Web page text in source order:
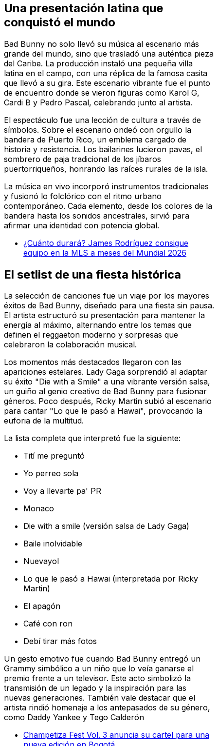
Una presentación latina que
conquistó el mundo
Bad Bunny no solo llevó su música al escenario más
grande del mundo, sino que trasladó una auténtica pieza
del Caribe. La producción instaló una pequeña villa
latina en el campo, con una réplica de la famosa casita
que llevó a su gira. Este escenario vibrante fue el punto
de encuentro donde se vieron figuras como Karol G,
Cardi B y Pedro Pascal, celebrando junto al artista.
El espectáculo fue una lección de cultura a través de
símbolos. Sobre el escenario ondeó con orgullo la
bandera de Puerto Rico, un emblema cargado de
historia y resistencia. Los bailarines lucieron pavas, el
sombrero de paja tradicional de los jíbaros
puertorriqueños, honrando las raíces rurales de la isla.
La música en vivo incorporó instrumentos tradicionales
y fusionó lo folclórico con el ritmo urbano
contemporáneo. Cada elemento, desde los colores de la
bandera hasta los sonidos ancestrales, sirvió para
afirmar una identidad con potencia global.
¿Cuánto durará? James Rodríguez consigue
equipo en la MLS a meses del Mundial 2026
El setlist de una fiesta histórica
La selección de canciones fue un viaje por los mayores
éxitos de Bad Bunny, diseñado para una fiesta sin pausa.
El artista estructuró su presentación para mantener la
energía al máximo, alternando entre los temas que
definen el reggaeton moderno y sorpresas que
celebraron la colaboración musical.
Los momentos más destacados llegaron con las
apariciones estelares. Lady Gaga sorprendió al adaptar
su éxito "Die with a Smile" a una vibrante versión salsa,
un guiño al genio creativo de Bad Bunny para fusionar
géneros. Poco después, Ricky Martin subió al escenario
para cantar "Lo que le pasó a Hawai", provocando la
euforia de la multitud.
La lista completa que interpretó fue la siguiente:
Tití me preguntó
Yo perreo sola
Voy a llevarte pa' PR
Monaco
Die with a smile (versión salsa de Lady Gaga)
Baile inolvidable
Nuevayol
Lo que le pasó a Hawai (interpretada por Ricky
Martin)
El apagón
Café con ron
Debí tirar más fotos
Un gesto emotivo fue cuando Bad Bunny entregó un
Grammy simbólico a un niño que lo veía ganarse el
premio frente a un televisor. Este acto simbolizó la
transmisión de un legado y la inspiración para las
nuevas generaciones. También vale destacar que el
artista rindió homenaje a los antepasados de su género,
como Daddy Yankee y Tego Calderón
Champetiza Fest Vol. 3 anuncia su cartel para una